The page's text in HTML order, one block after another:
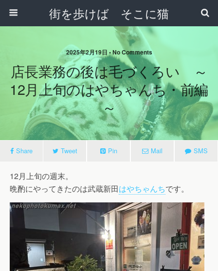
街を歩けば そこに猫
2025年2月19日 • No Comments
店長業務の後は毛づくろい ～
12月上旬のはやちゃんち・前編
～
Share Tweet Pin Mail SMS
12月上旬の週末。
晩酌にやってきたのは武蔵新田はやちゃんちです。